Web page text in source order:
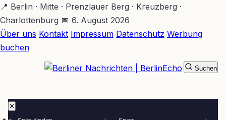
Zum
Hauptinhalt
springen
📍 Berlin · Mitte · Prenzlauer Berg · Kreuzberg ·
Charlottenburg 📅 6. August 2026
Über uns Kontakt Impressum Datenschutz Werbung
buchen
✕
Suchen